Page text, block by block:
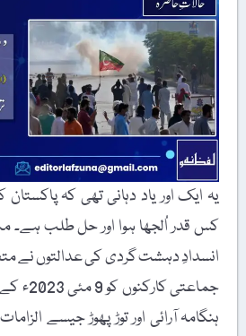
یہ ایک اور یاد دہانی تھی کہ
کس قدر اُلجھا ہوا اور حل طلب ہے۔
انسدادِ دہشت گردی کی عدالتوں نے
جماعتی
ہنگامہ آرائی اور توڑ پھوڑ جیسے